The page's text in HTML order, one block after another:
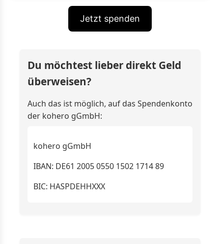
Gebühr von 1,5 % + 0,35 € fällig. Diese
Gebühr trägt kohero gGmbH!
Regelmäßige Spenden können jederzeit
kohero gGmbH nutzt die von Dir
Spendenverwaltung und um Dir Infos zu
unseren Aktivitäten und
Unterstützungsmöglichkeiten zukommen zu
Hamburg-Nord als gemeinnützig anerkannt.
Steuernummer: 17/432/17647
Jetzt spenden
Du möchtest lieber direkt Geld
überweisen?
Auch das ist möglich, auf das Spendenkonto
der kohero gGmbH:
kohero gGmbH
IBAN: DE61 2005 0550 1502 1714 89
BIC: HASPDEHHXXX